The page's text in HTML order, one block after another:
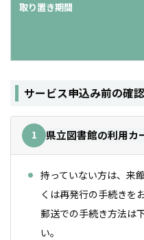
取り置き期間
サービス申込み前の確
1 県立図書館の利用カ
持っていない方は、来
くは再発行の手続きを
郵送での手続き方法は
い。